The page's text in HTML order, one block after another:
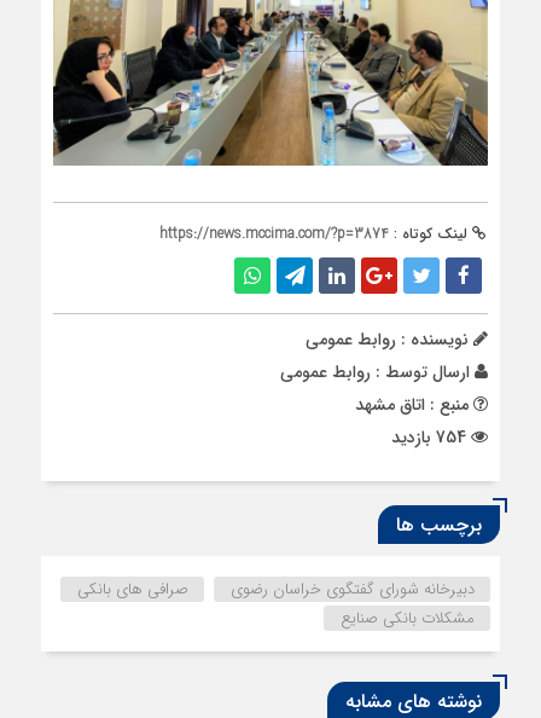
لینک کوتاه : https://news.mccima.com/?p=3874
نویسنده : روابط عمومی
ارسال توسط : روابط عمومی
منبع : اتاق مشهد
برچسب ها
دبیرخانه شورای گفتگوی خراسان رضوی
صرافی های بانکی
مشکلات بانکی صنایع
نوشته های مشابه